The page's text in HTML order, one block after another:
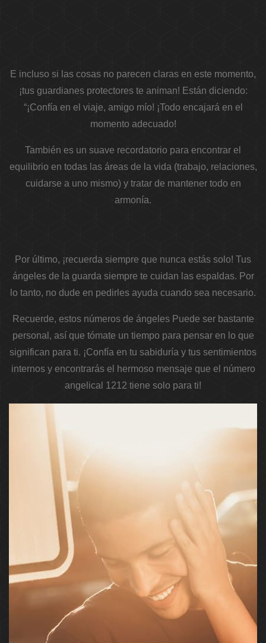
E incluso si las cosas no parecen claras en este momento,
¡tus guardianes protectores te animan! Están diciendo:
“¡Confía en el viaje, amigo mío! ¡Todo encajará en el
momento adecuado!
También es un suave recordatorio para encontrar el
equilibrio en todas las áreas de la vida (trabajo, relaciones,
cuidarse a uno mismo) y tratar de mantener todo en
armonía.
Por último, ¡recuerda siempre que nunca estás solo! Tus
ángeles de la guarda siempre te cuidan las espaldas. Por
lo tanto, no dude en pedirles ayuda cuando sea necesario.
Recuerde, estosnúmeros de ángelesPuede ser bastante
personal, así que tómate un tiempo para pensar en lo que
significan para ti. ¡Confía en tu sabiduría y tus sentimientos
internos y encontrarás el hermoso mensaje que el número
angelical 1212 tiene solo para ti!